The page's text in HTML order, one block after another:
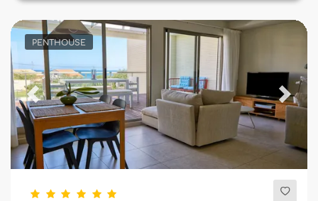
PENTHOUSE
Previous Next